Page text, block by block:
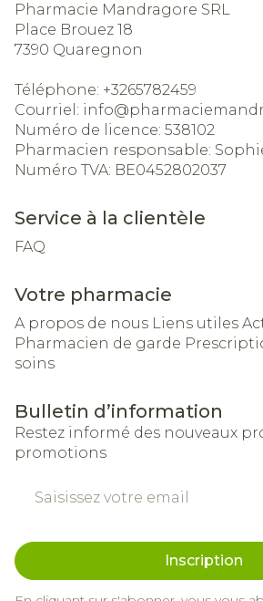
Pharmacie Mandragore SRL
Place Brouez 18
7390 Quaregnon
Téléphone: +3265782459
Courriel: info@
Numéro de licence: 538102
Pharmacien responsable:
Numéro TVA: BE0452802037
Service à la clientèle
FAQ
Votre pharmacie
A propos de nous Liens utiles
Pharmacien de garde
soins
Bulletin d’information
Restez informé des nouveaux
promotions
Inscription